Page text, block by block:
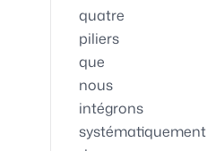
quatre
piliers
que
nous
intégrons
systématiquement